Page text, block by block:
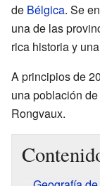
de Bélgica. Se
una de las
rica historia y
A principios de
una población
Rongvaux.